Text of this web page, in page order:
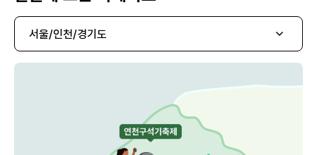
서울/인천/경기도